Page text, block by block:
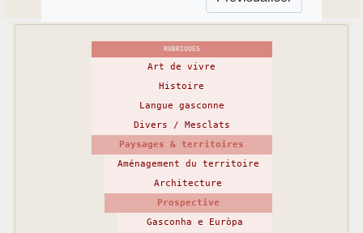
RUBRIQUES
Art de vivre
Histoire
Langue gasconne
Divers / Mesclats
Paysages & territoires
Aménagement du territoire
Architecture
Prospective
Gasconha e Euròpa